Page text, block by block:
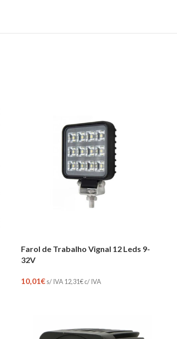
Farol de Trabalho Vignal 12 Leds 9-
32V
10,01€s/ IVA 12,31€c/ IVA